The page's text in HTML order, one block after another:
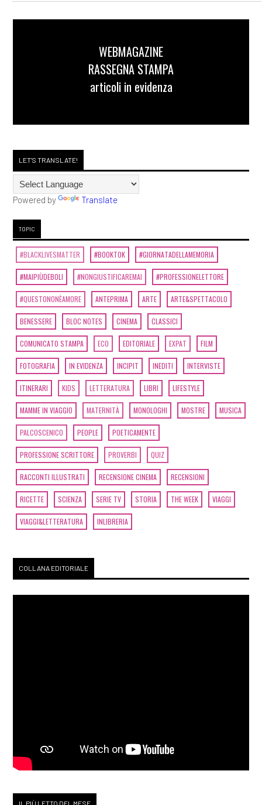
WEBMAGAZINE
RASSEGNA STAMPA
articoli in evidenza
LET'S TRANSLATE!
Powered by Translate
TOPIC
#BLACKLIVESMATTER #BOOKTOK #GIORNATADELLAMEMORIA
#MAIPIÙDEBOLI #NONGIUSTIFICAREMAI #PROFESSIONELETTORE
#QUESTONONÈAMORE ANTEPRIMA ARTE ARTE&SPETTACOLO
BENESSERE BLOC NOTES CINEMA CLASSICI
COMUNICATO STAMPA ECO EDITORIALE EXPAT FILM
FOTOGRAFIA IN EVIDENZA INCIPIT INEDITI INTERVISTE
ITINERARI KIDS LETTERATURA LIBRI LIFESTYLE
MAMME IN VIAGGIO MATERNITÀ MONOLOGHI MOSTRE MUSICA
PALCOSCENICO PEOPLE POETICAMENTE
PROFESSIONE SCRITTORE PROVERBI QUIZ
RACCONTI ILLUSTRATI RECENSIONE CINEMA RECENSIONI
RICETTE SCIENZA SERIE TV STORIA THE WEEK VIAGGI
VIAGGI&LETTERATURA INLIBRERIA
COLLANA EDITORIALE
IL PIÙ LETTO DEL MESE